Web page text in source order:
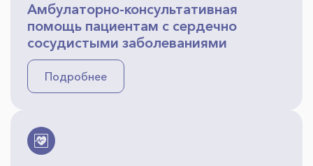
Амбулаторно-консультативная
помощь пациентам с сердечно
сосудистыми заболеваниями
Подробнее